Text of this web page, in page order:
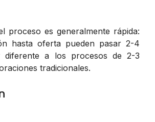
proceso es generalmente rápida:
hasta oferta pueden pasar 2-4
diferente a los procesos de 2-3
tradicionales.